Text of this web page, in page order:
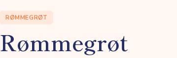
RØMMEGRØT
Rømmegrøt